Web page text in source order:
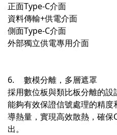
正面Type-C介面
資料傳輸+供電介面
側面Type-C介面
外部獨立供電專用介面
6.
數模分離，多層遮罩
採用數位板與類比板分離的設
能夠有效保證信號處理的精
導熱量，實現高效散熱，確
出。